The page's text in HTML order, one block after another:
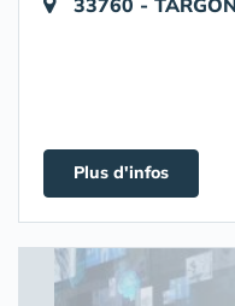
33760 - TARGON
Plus d'infos